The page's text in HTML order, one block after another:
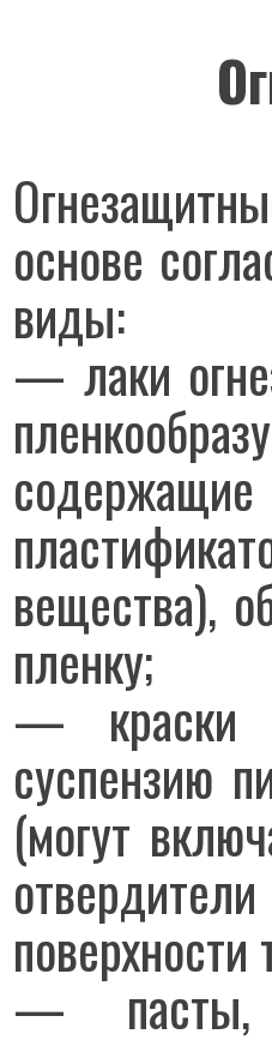
основе
виды:
— лаки
вещества),
пленку;
— краски
суспензию
(могут
— пасты,